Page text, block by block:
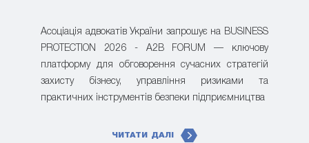
Асоціація адвокатів України запрошує на BUSINESS
PROTECTION 2026 - A2B FORUM — ключову
платформу для обговорення сучасних стратегій
захисту бізнесу, управління ризиками та
практичних інструментів безпеки підприємництва
ЧИТАТИ ДАЛІ